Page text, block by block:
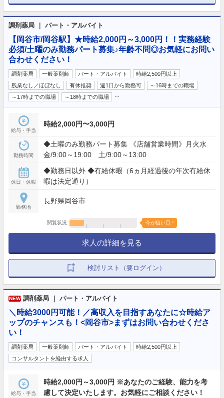
調剤薬局 ｜ パート・アルバイト
【岡谷市/岡谷駅】★時給2,000円～3,000円！！実務経験
必須/土曜のみ勤務パート募集♪年齢不問◎お気軽にお問い
合わせください！
調剤薬局 一般薬剤師 パート・アルバイト
時給2,500円以上
残業なし／ほぼなし
有休推奨 週1日から勤務可
～16時までの職場
～17時までの職場
～18時までの職場
給与・手当
時給2,000円〜3,000円
勤務時間
◆土曜のみ勤務パート募集 《店舗営業時間》月火水
金/9:00～19:00 土/9:00～13:00
休日・休暇
◆勤務日以外 ◆有給休暇（6ヵ月経過後の年次有給休
暇は法定通り）
勤務地
長野県岡谷市
閲覧状況 今が狙い目！
求人の詳細を見る
検討リスト（要ログイン）
NEW 調剤薬局 ｜ パート・アルバイト
＼時給3000円可能！／高収入を目指すあなたに☆時給ア
ップのチャンスも！<岡谷市>まずはお問い合わせくださ
い！
調剤薬局 一般薬剤師 パート・アルバイト
時給2,500円以上
コンサルタントを経由する求人
給与・手当
時給2,000円～3,000円 ※あなたのご経験、能力を考
慮して決定いたします。お気軽にご相談ください！